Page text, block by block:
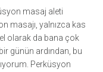
masaj aleti
masajı, yalnızca kas
olarak da bana çok
günün ardından, bu
Perküsyon